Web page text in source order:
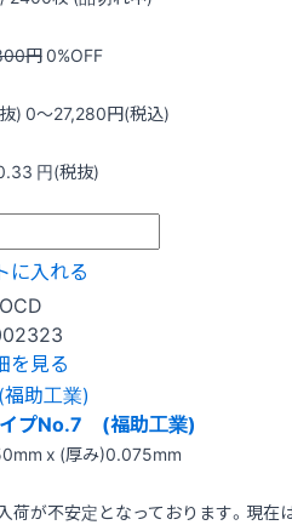
円0%OFF
)0〜27,280円(税込)
円(税抜)
に入れる
OCD
を見る
イプNo.7 (福助工業)
x (厚み)0.075mm
荷が不安定となっております。現在